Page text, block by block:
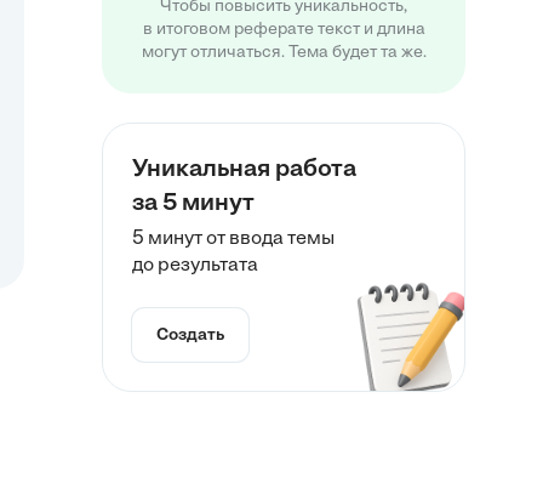
Чтобы повысить уникальность,
в итоговом реферате текст и длина
могут отличаться. Тема будет та же.
Уникальная работа
за 5 минут
5 минут от ввода темы
до результата
Создать